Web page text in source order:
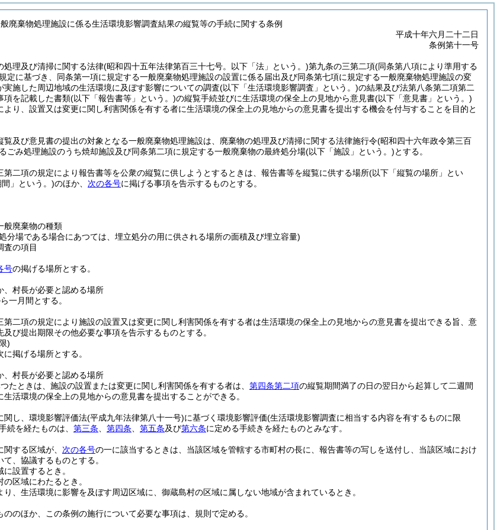
廃棄物処理施設に係る生活環境影響調査結果の縦覧等の手続に関する条例
平成十年六月二十二日
条例第十一号
処理及び清掃に関する法律(昭和四十五年法律第百三十七号。以下「法」という。)第九条の三第二項(同条第八項により準用する
定に基づき、同条第一項に規定する一般廃棄物処理施設の設置に係る届出及び同条第七項に規定する一般廃棄物処理施設の変
施した周辺地域の生活環境に及ぼす影響についての調査(以下「生活環境影響調査」という。)の結果及び法第八条第二項第二
項を記載した書類(以下「報告書等」という。)の縦覧手続並びに生活環境の保全上の見地から意見書(以下「意見書」という。)
り、設置又は変更に関し利害関係を有する者に生活環境の保全上の見地からの意見書を提出する機会を付与することを目的と
覧及び意見書の提出の対象となる一般廃棄物処理施設は、廃棄物の処理及び清掃に関する法律施行令(昭和四十六年政令第三百
ごみ処理施設のうち焼却施設及び同条第二項に規定する一般廃棄物の最終処分場(以下「施設」という。)とする。
第二項の規定により報告書等を公衆の縦覧に供しようとするときは、報告書等を縦覧に供する場所(以下「縦覧の場所」とい
」という。)のほか、 次の各号に掲げる事項を告示するものとする。
般廃棄物の種類
分場である場合にあつては、埋立処分の用に供される場所の面積及び埋立容量)
査の項目
号の掲げる場所とする。
、村長が必要と認める場所
一月間とする。
第二項の規定により施設の設置又は変更に関し利害関係を有する者は生活環境の保全上の見地からの意見書を提出できる旨、意
び提出期限その他必要な事項を告示するものとする。
)
掲げる場所とする。
、村長が必要と認める場所
たときは、施設の設置または変更に関し利害関係を有する者は、 第四条第二項の縦覧期間満了の日の翌日から起算して二週間
活環境の保全上の見地からの意見書を提出することができる。
関し、環境影響評価法(平成九年法律第八十一号)に基づく環境影響評価(生活環境影響調査に相当する内容を有するものに限
続を経たものは、 第三条 第四条 第五条及び第六条に定める手続きを経たものとみなす。
する区域が、 次の各号の一に該当するときは、当該区域を管轄する市町村の長に、報告書等の写しを送付し、当該区域におけ
、協議するものとする。
設置するとき。
区域にわたるとき。
、生活環境に影響を及ぼす周辺区域に、御蔵島村の区域に属しない地域が含まれているとき。
ののほか、この条例の施行について必要な事項は、規則で定める。